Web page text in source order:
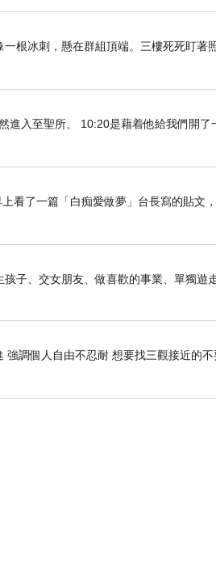
根冰刺，懸在群組頂端。三樓死死盯著
入至聖所、 10:20是藉着他給我們開了
看了一篇「白痴愛做夢」台長寫的貼文
子、交女朋友、做喜歡的事業、單獨遊
調個人自由不忍耐 想要找三觀接近的